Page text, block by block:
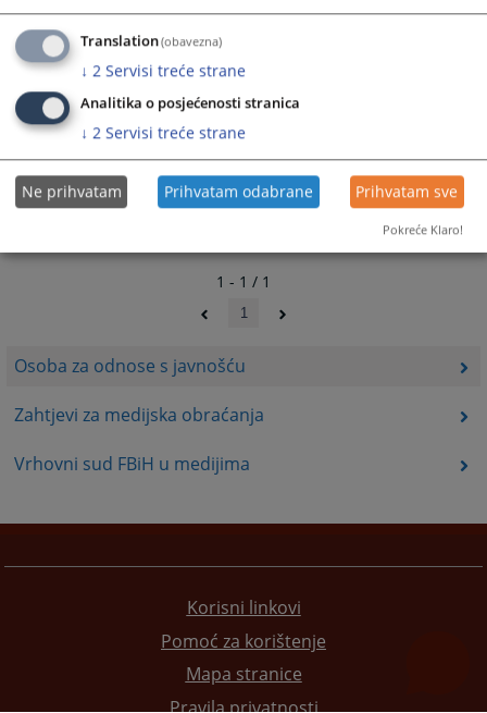
Osoba za odnose s javnošću
Zahtjevi za medijska obraćanja
Vrhovni sud FBiH u medijima
1 - 1 / 1
1
Korisni linkovi
Pomoć za korištenje
Mapa stranice
Pravila privatnosti
Translation(obavezna)
↓ 2 Servisi treće strane
Analitika o posjećenosti stranica
↓ 2 Servisi treće strane
Ne prihvatam Prihvatam odabrane Prihvatam sve
Pokreće Klaro!